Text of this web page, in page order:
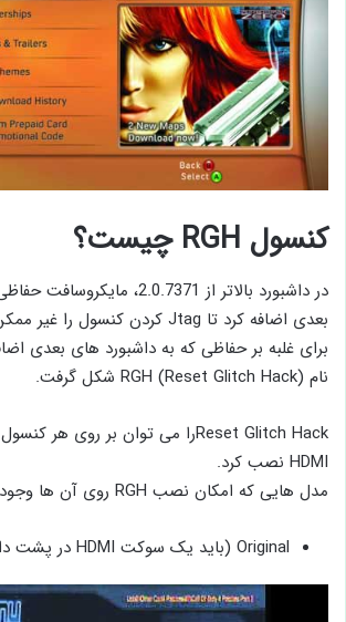
کنسول RGH چیست؟
در داشبورد بالاتر از 2.0.7371،
بعدی اضافه کرد تا Jtag کردن کنسول را غیر ممکن کند.
برای غلبه بر حفاظی که به داشبورد های بعدی
نام RGH (Reset Glitch Hack) شکل گرفت.
HDMI نصب کرد.
مدل هایی که امکان نصب RGH روی آن ها وجود دارد:
Original (باید یک سوکت HDMI در پشت داشته باشد )